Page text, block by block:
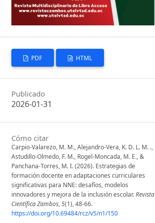
PDF HTML
Publicado
2026-01-31
Cómo citar
Carpio-Valarezo, M. M., Alejandro-Vera, K. D. L. M. .,
Astudillo-Olmedo, F. M., Rogel-Moncada, M. E., &
Panchana-Torres, M. I. (2026). Estrategias de
formación docente en adaptaciones curriculares
significativas para NNE: desafíos, modelos
innovadores y mejora de la inclusión escolar.Revista
Científica Zambos,5(1), 48-66.
https://doi.org/10.69484/rcz/v5/n1/150